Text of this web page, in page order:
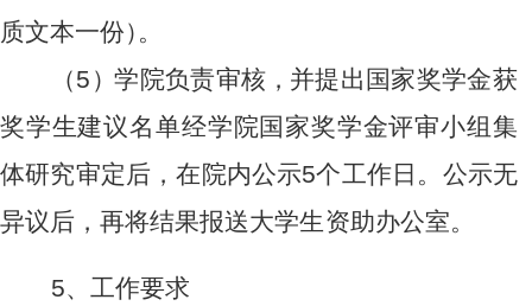
质文本一份） 。
（5 ）学院负责审核 ， 并提出 国家奖学金获
奖学生建议名单经学院国 家奖学金评审小组集
体研究审定 后 ，在院内公示5个工作日 。公示无
异议 后 ，再将结果报送大学生资助办公室。
5、 工作要求